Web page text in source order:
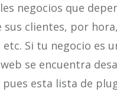
negocios que
sus clientes, por
Si tu negocio es
se encuentra
pues esta lista de